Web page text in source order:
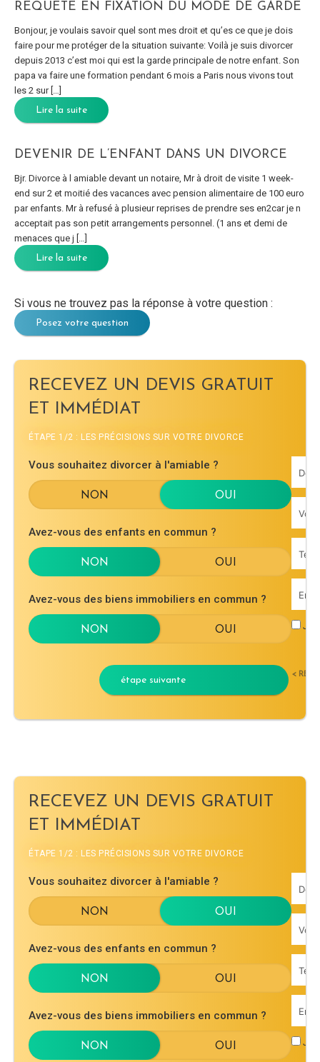
REQUÊTE EN FIXATION DU MODE DE GARDE
Bonjour, je voulais savoir quel sont mes droit et qu’es ce que je dois
faire pour me protéger de la situation suivante: Voilà je suis divorcer
depuis 2013 c’est moi qui est la garde principale de notre enfant. Son
papa va faire une formation pendant 6 mois a Paris nous vivons tout
les 2 sur […]
Lire la suite
DEVENIR DE L’ENFANT DANS UN DIVORCE
Bjr. Divorce à l amiable devant un notaire, Mr à droit de visite 1 week-
end sur 2 et moitié des vacances avec pension alimentaire de 100 euro
par enfants. Mr à refusé à plusieur reprises de prendre ses en2car je n
acceptait pas son petit arrangements personnel. (1 ans et demi de
menaces que j […]
Lire la suite
Si vous ne trouvez pas la réponse à votre question :
Posez votre question
RECEVEZ UN DEVIS GRATUIT
ET IMMÉDIAT
ÉTAPE 1/2 : LES PRÉCISIONS SUR VOTRE DIVORCE
Vous souhaitez divorcer à l'amiable ?
Avez-vous des enfants en commun ?
Avez-vous des biens immobiliers en commun ?
étape suivante <
RECEVEZ UN DEVIS GRATUIT
ET IMMÉDIAT
ÉTAPE 1/2 : LES PRÉCISIONS SUR VOTRE DIVORCE
Vous souhaitez divorcer à l'amiable ?
Avez-vous des enfants en commun ?
Avez-vous des biens immobiliers en commun ?